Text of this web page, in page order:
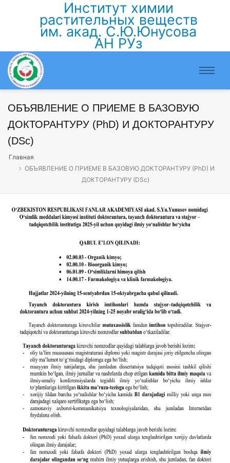
Институт химии
растительных веществ
им. акад. С.Ю.Юнусова
АН РУз
​ОБЪЯВЛЕНИЕ О ПРИЕМЕ В БАЗОВУЮ
ДОКТОРАНТУРУ (PhD) И ДОКТОРАНТУРУ
(DSc)
Главная
​ОБЪЯВЛЕНИЕ О ПРИЕМЕ В БАЗОВУЮ ДОКТОРАНТУРУ (PhD) И
ДОКТОРАНТУРУ (DSc)